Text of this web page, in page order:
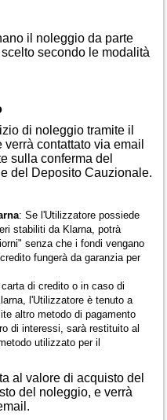
il noleggio da parte
secondo le modalità
di noleggio tramite il
contattato via email
sulla conferma del
del Deposito Cauzionale.
: Se l'Utilizzatore possiede
stabiliti da Klarna, potrà
senza che i fondi vengano
fungerà da garanzia per
di credito o in caso di
l'Utilizzatore è tenuto a
altro metodo di pagamento
di interessi, sarà restituito al
utilizzato per il
al valore di acquisto del
del noleggio, e verrà